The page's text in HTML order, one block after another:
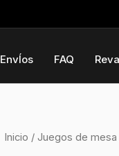
EnvÍos FAQ
Inicio / Juegos de mesa